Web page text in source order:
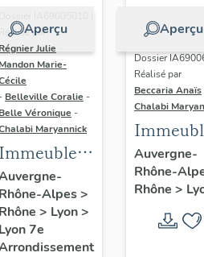
Aperçu
Réalisé par
Régnier Julie
Mandon Marie-
- Belleville Coralie -
Belle Véronique -
Maryannick
Immeubles
secteur
d'étude La
Guillotière
Rhône-Alpes>
Rhône > Lyon>
Lyon 7e
Aperçu
Dossier
Réalisé par
Beccaria Anaïs
Chalabi
des
Trente
rive
Auvergne-
Rhône-
Rhône >